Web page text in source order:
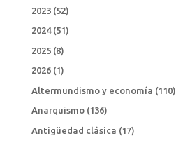
2023(52)
2024(51)
2025(8)
2026(1)
Altermundismo y economía (110)
Anarquismo(136)
Antigüedad clásica (17)